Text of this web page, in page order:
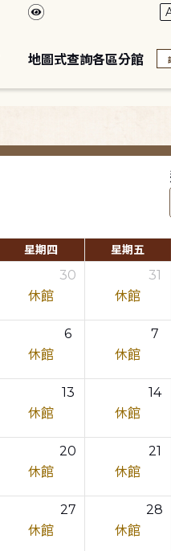
地圖式查詢各區分館
星期四 星期五
30
休館
31
休館
6
休館
7
休館
13
休館
14
休館
20
休館
21
休館
27
休館
28
休館